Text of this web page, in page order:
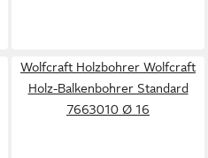
Wolfcraft Holzbohrer Wolfcraft
Holz-Balkenbohrer Standard
7663010 Ø 16